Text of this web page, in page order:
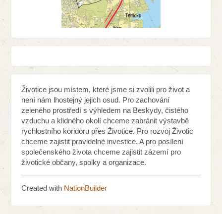
Životice jsou místem, které jsme si zvolili pro život a
není nám lhostejný jejich osud. Pro zachování
zeleného prostředí s výhledem na Beskydy, čistého
vzduchu a klidného okolí chceme zabránit výstavbě
rychlostního koridoru přes Životice. Pro rozvoj Životic
chceme zajistit pravidelné investice. A pro posílení
společenského života chceme zajistit zázemí pro
životické občany, spolky a organizace.
Created with NationBuilder